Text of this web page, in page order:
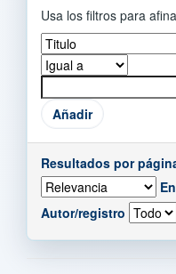
Usa los filtros para
Resultados por
Autor/registro